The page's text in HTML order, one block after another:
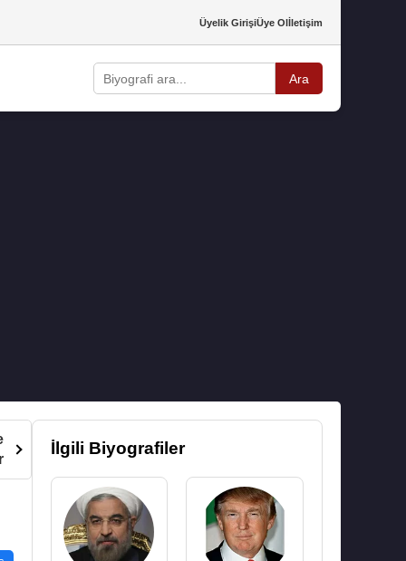
Üyelik GirişiÜye Olİletişim
Ara
İlgili Biyografiler